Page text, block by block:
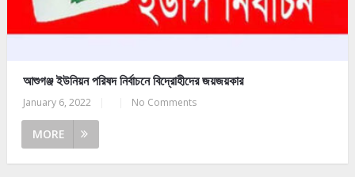
আশুগঞ্জ ইউনিয়ন পরিষদ নির্বাচনে বিদ্রোহীদের জয়জয়কার
January 6, 2022 No Comments
MORE